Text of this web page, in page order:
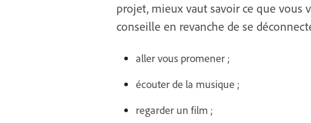
projet, mieux vaut savoir ce que vous
conseille en revanche de se
aller vous promener ;
écouter de la musique ;
regarder un film ;